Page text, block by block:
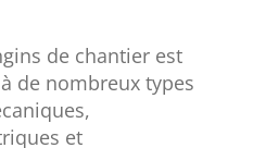
de chantier est
de nombreux types
et